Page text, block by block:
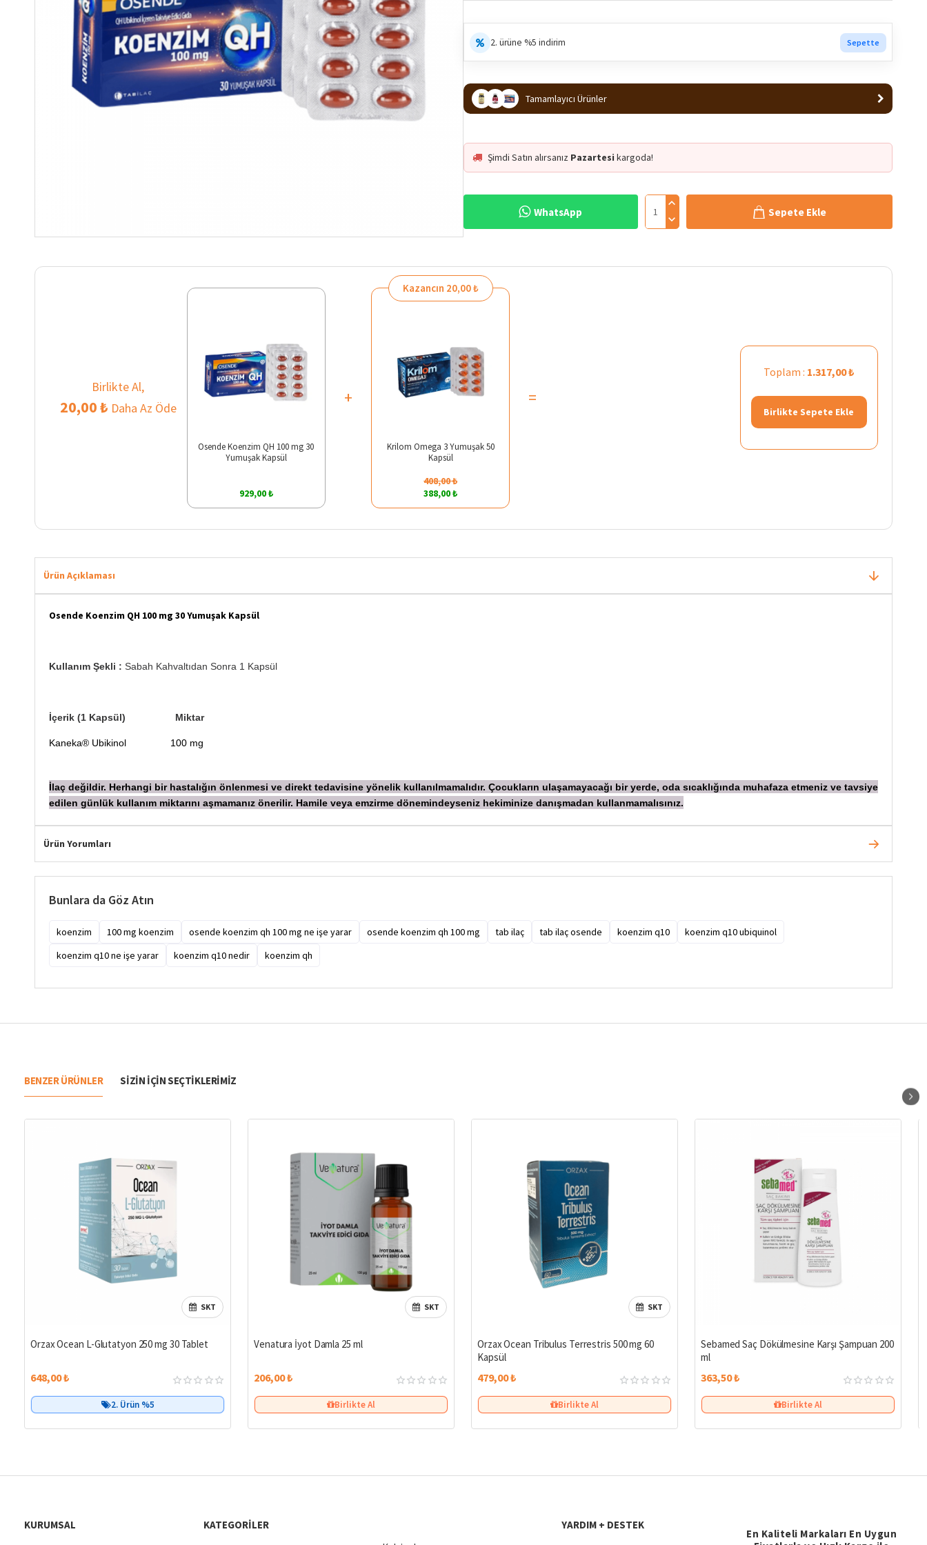
2. ürüne %5 indirim Sepette
Tamamlayıcı Ürünler
Şimdi Satın alırsanız Pazartesi kargoda!
WhatsApp Sepete Ekle
Birlikte Al,
20,00 ₺ Daha Az Öde
Osende Koenzim QH 100 mg 30
Yumuşak Kapsül
929,00 ₺
+
Kazancın 20,00 ₺
Krilom Omega 3 Yumuşak 50
Kapsül
408,00 ₺
388,00 ₺
=
Toplam : 1.317,00 ₺
Birlikte Sepete Ekle
Ürün Açıklaması
Osende Koenzim QH 100 mg 30 Yumuşak Kapsül
Kullanım Şekli : Sabah Kahvaltıdan Sonra 1 Kapsül
İçerik (1 Kapsül) Miktar
Kaneka® Ubikinol 100 mg
İlaç değildir. Herhangi bir hastalığın önlenmesi ve direkt tedavisine yönelik kullanılmamalıdır. Çocukların ulaşamayacağı bir yerde, oda sıcaklığında muhafaza etmeniz ve tavsiye
edilen günlük kullanım miktarını aşmamanız önerilir. Hamile veya emzirme dönemindeyseniz hekiminize danışmadan kullanmamalısınız.
Ürün Yorumları
Bunlara da Göz Atın
koenzim 100 mg koenzim osende koenzim qh 100 mg ne işe yarar osende koenzim qh 100 mg tab ilaç tab ilaç osende koenzim q10
koenzim q10 ubiquinol
koenzim q10 ne işe yarar
koenzim q10 nedir koenzim qh
BENZER ÜRÜNLER SIZIN IÇIN SEÇTIKLERIMIZ
SKT
Orzax Ocean L-Glutatyon 250 mg 30 Tablet
648,00 ₺
2. Ürün %5
SKT
Venatura İyot Damla 25 ml
206,00 ₺
Birlikte Al
Çok Satan
SKT
Orzax Ocean Tribulus Terrestris 500 mg 60
Kapsül
479,00 ₺
Birlikte Al
Sebamed Saç Dökülmesine Karşı Şampuan 200
ml
363,50 ₺
Birlikte Al
KURUMSAL
KATEGORILER
YARDIM + DESTEK
En Kaliteli Markaları En Uygun